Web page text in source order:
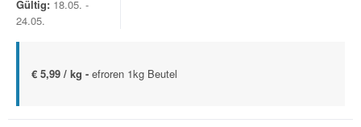
Gültig: 18.05. -
24.05.
€ 5,99 / kg - efroren 1kg Beutel